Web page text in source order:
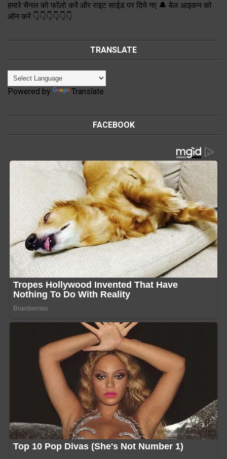
हमारे चैनल को फॉलो करें और राइट साईड पर दिये गए 🔔 बेल आइकन को
ऑन करें 👇👇👇👇👇👇
TRANSLATE
Powered by Translate
FACEBOOK